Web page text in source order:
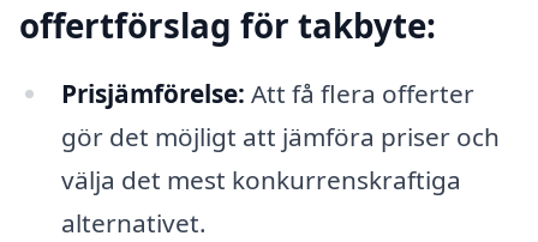
offertförslag för takbyte:
Prisjämförelse: Att få flera offerter
gör det möjligt att jämföra priser och
välja det mest konkurrenskraftiga
alternativet.